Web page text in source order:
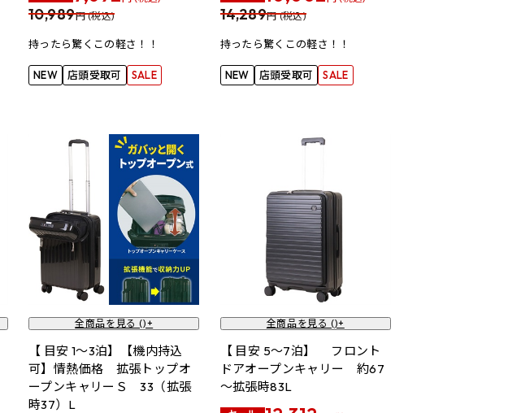
10,989円 (税込)
持ったら驚くこの軽さ！！
NEW 店頭受取可 SALE
14,289円 (税込)
持ったら驚くこの軽さ！！
NEW 店頭受取可 SALE
全商品を見る ()+
【 目安 1～3泊】【機内持込
可】情熱価格 拡張トップオ
ープンキャリーＳ 33（拡張
時37）L
全商品を見る ()+
【 目安 5～7泊】 フロント
ドアオープンキャリー 約67
～拡張時83L